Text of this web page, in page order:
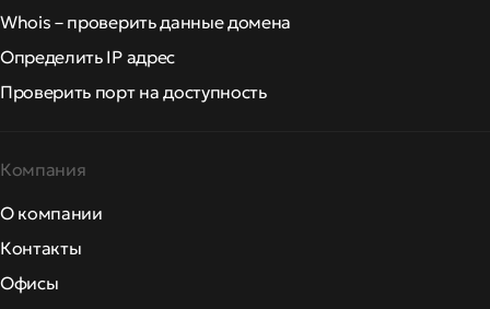
Whois – проверить данные домена
Определить IP адрес
Проверить порт на доступность
Компания
О компании
Контакты
Офисы